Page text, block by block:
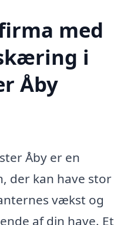
med
i
Åby
Åby er en
der kan have stor
vækst og
af din have. Et